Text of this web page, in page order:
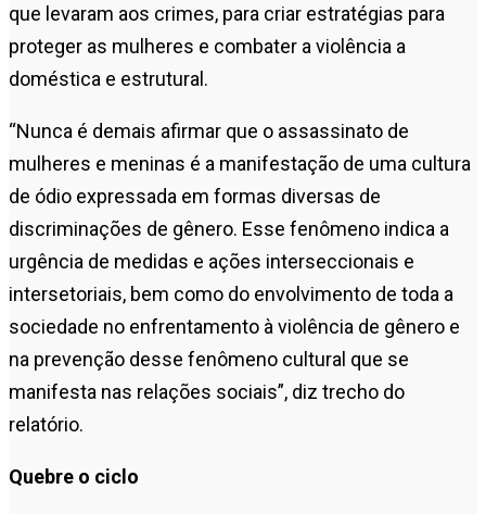
que levaram aos crimes, para criar estratégias para
proteger as mulheres e combater a violência a
doméstica e estrutural.
“Nunca é demais afirmar que o assassinato de
mulheres e meninas é a manifestação de uma cultura
de ódio expressada em formas diversas de
discriminações de gênero. Esse fenômeno indica a
urgência de medidas e ações interseccionais e
intersetoriais, bem como do envolvimento de toda a
sociedade no enfrentamento à violência de gênero e
na prevenção desse fenômeno cultural que se
manifesta nas relações sociais”, diz trecho do
relatório.
Quebre o ciclo